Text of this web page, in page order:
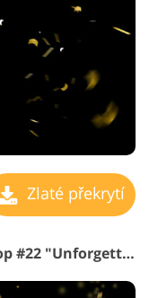
Zlaté překrytí
Bezplatné zlaté překrytí Photoshop #22 "Unforgettable Beauty"